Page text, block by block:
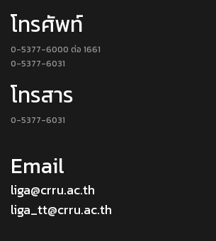
โทรศัพท์
0-5377-6000 ต่อ 1661
0-5377-6031
โทรสาร
0-5377-6031
Email
liga@crru.ac.th
liga_tt@crru.ac.th